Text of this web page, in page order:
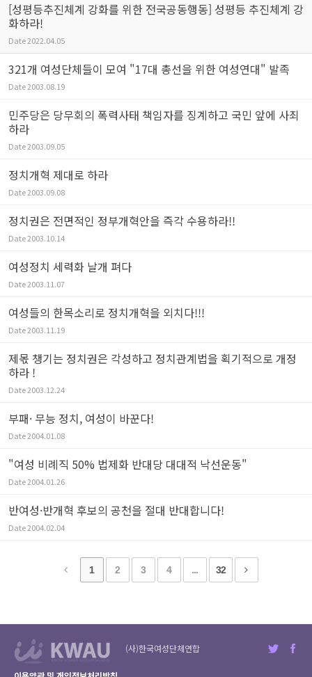
[성평등추진체계 강화를 위한 전국공동행동] 성평등 추진체계 강
화하라!
Date2022.04.05
321개 여성단체들이 모여 "17대 총선을 위한 여성연대" 발족
Date2003.08.19
민주당은 당무회의 폭력사태 책임자를 징계하고 국민 앞에 사죄
하라
Date2003.09.05
정치개혁 제대로 하라
Date2003.09.08
정치권은 전면적인 정부개혁안을 즉각 수용하라!!
Date2003.10.14
여성정치 세력화 날개 펴다
Date2003.11.07
여성들의 한목소리로 정치개혁을 외치다!!!
Date2003.11.19
제몫 챙기는 정치권은 각성하고 정치관계법을 획기적으로 개정
하라 !
Date2003.12.24
부패· 무능 정치, 여성이 바꾼다!
Date2004.01.08
"여성 비례직 50% 법제화 반대당 대대적 낙선운동"
Date2004.01.26
반여성·반개혁 후보의 공천을 절대 반대합니다!
Date2004.02.04
1 2 3 4 ... 32
(사)한국여성단체연합